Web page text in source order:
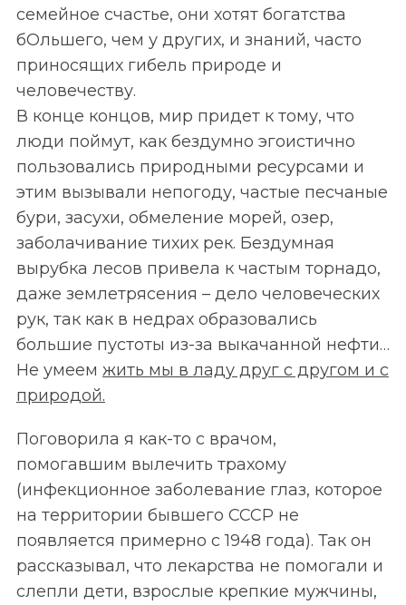
семейное счастье, они хотят богатства
бОльшего, чем у других, и знаний, часто
приносящих гибель природе и
человечеству.
В конце концов, мир придет к тому, что
люди поймут, как бездумно эгоистично
пользовались природными ресурсами и
этим вызывали непогоду, частые песчаные
бури, засухи, обмеление морей, озер,
заболачивание тихих рек. Бездумная
вырубка лесов привела к частым торнадо,
даже землетрясения – дело человеческих
рук, так как в недрах образовались
большие пустоты из-за выкачанной нефти…
Не умеем жить мы в ладу друг с другом и с
природой.
Поговорила я как-то с врачом,
помогавшим вылечить трахому
(инфекционное заболевание глаз, которое
на территории бывшего СССР не
появляется примерно с 1948 года). Так он
рассказывал, что лекарства не помогали и
слепли дети, взрослые крепкие мужчины,